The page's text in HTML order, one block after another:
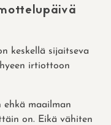
keskellä sijaitseva
irtiottoon
maailman
on. Eikä vähiten